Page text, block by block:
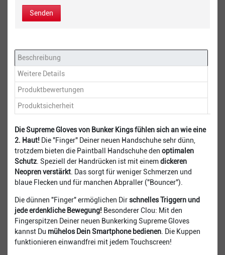
Senden
Beschreibung
Weitere Details
Produktbewertungen
Produktsicherheit
Die Supreme Gloves von Bunker Kings fühlen sich an wie eine
2. Haut! Die "Finger" Deiner neuen Handschuhe sehr dünn,
trotzdem bieten die Paintball Handschuhe den optimalen
Schutz . Speziell der Handrücken ist mit einemdickeren
Neopren verstärkt . Das sorgt für weniger Schmerzen und
blaue Flecken und für manchen Abpraller ("Bouncer").
Die dünnen "Finger" ermöglichen Dirschnelles Triggern und
jede erdenkliche Bewegung! Besonderer Clou: Mit den
Fingerspitzen Deiner neuen Bunkerking Supreme Gloves
kannst Du mühelos Dein Smartphone bedienen . Die Kuppen
funktionieren einwandfrei mit jedem Touchscreen!